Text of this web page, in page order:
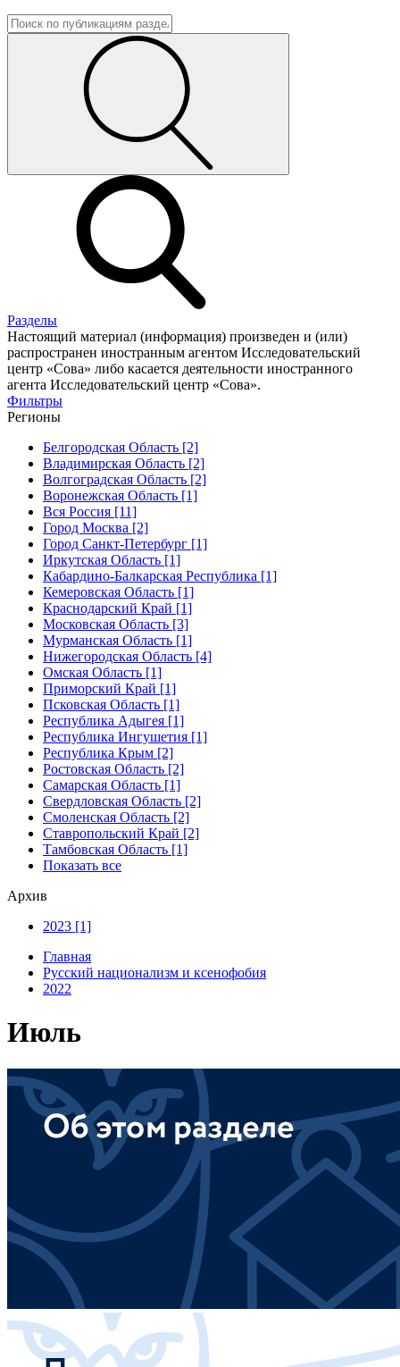
Разделы
Настоящий материал (информация) произведен и (или)
распространен иностранным агентом Исследовательский
центр «Сова» либо касается деятельности иностранного
агента Исследовательский центр «Сова».
Фильтры
Регионы
Белгородская Область [2]
Владимирская Область [2]
Волгоградская Область [2]
Воронежская Область [1]
Вся Россия [11]
Город Москва [2]
Город Санкт-Петербург [1]
Иркутская Область [1]
Кабардино-Балкарская Республика [1]
Кемеровская Область [1]
Краснодарский Край [1]
Московская Область [3]
Мурманская Область [1]
Нижегородская Область [4]
Омская Область [1]
Приморский Край [1]
Псковская Область [1]
Республика Адыгея [1]
Республика Ингушетия [1]
Республика Крым [2]
Ростовская Область [2]
Самарская Область [1]
Свердловская Область [2]
Смоленская Область [2]
Ставропольский Край [2]
Тамбовская Область [1]
Показать все
Архив
2023 [1]
Главная
Русский национализм и ксенофобия
2022
Июль